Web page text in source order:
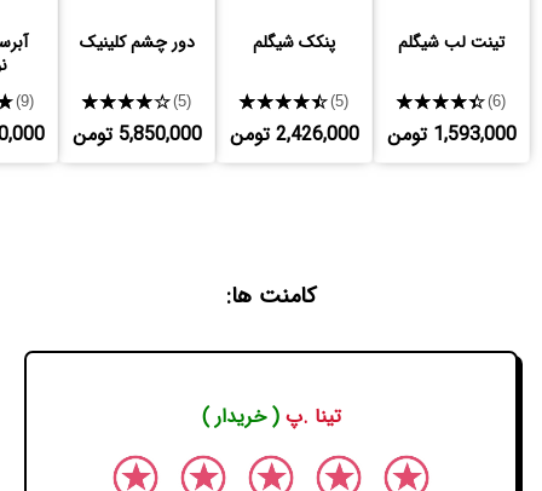
تینت لب شیگلم
★★★★★(6)
1,593,000 تومن
پنکک شیگلم
★★★★★(5)
2,426,000 تومن
دور چشم کلینیک
★★★★★(5)
5,850,000 تومن
(9)
کامنت ها:
تینا .پ( خریدار )